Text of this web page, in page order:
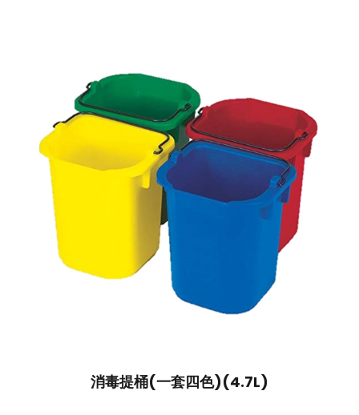
消毒提桶(一套四色)(4.7L)